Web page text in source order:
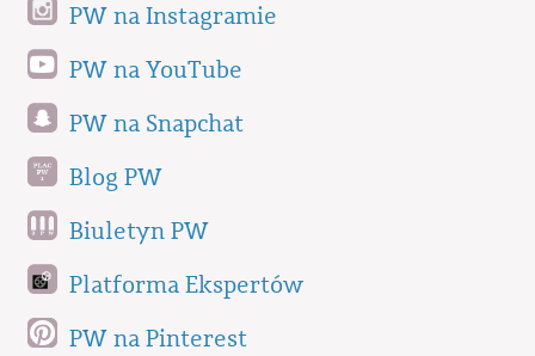
PW na Instagramie
PW na YouTube
PW na Snapchat
Blog PW
Biuletyn PW
Platforma Ekspertów
PW na Pinterest